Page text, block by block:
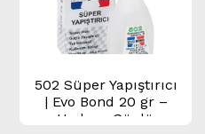
502 Süper Yapıştırıcı
| Evo Bond 20 gr –
Hızlı ve Güçlü